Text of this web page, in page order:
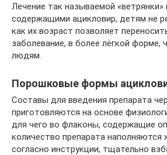
Лечение так называемой «ветрянки»
содержащими ацикловир, детям не
как их возраст позволяет
заболевание, в более лёгкой форме,
людям.
Порошковые формы
Составы для введения препарата
приготовляются на основе
для чего во флаконы, содержащие
количество препарата
согласно инструкции, тщательно